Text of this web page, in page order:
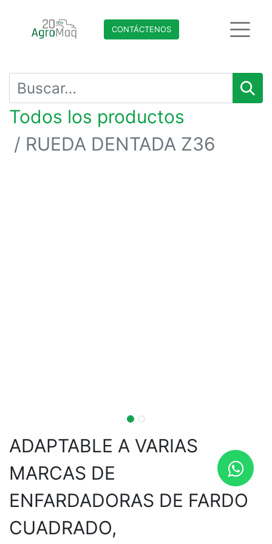
CONTÁCTENO​​​​S
Todos los productos
RUEDA DENTADA Z36
ADAPTABLE A VARIAS
MARCAS DE
ENFARDADORAS DE FARDO
CUADRADO,